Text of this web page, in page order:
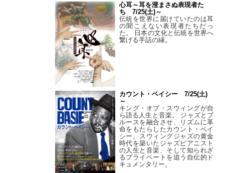
心耳～耳を澄まさぬ表現者た
ち 7/25(土)～
伝統を世界に届けていたのは耳
の聞こえない表現者たちだっ
た。 日本の文化と伝統を世界へ
繋げる手話の縁。
カウント・ベイシー 7/25(土)
～
キング・オブ・スウィングが自
ら語る人生と音楽。 ジャズとブ
ルースを融合させ、リズムに革
命をもたらしたカウント・ベイ
シー。スウィングジャズの黄金
時代を築いたジャズピアニスト
の人生と音楽、そして知られざ
るプライベートを追う自伝的ド
キュメンタリー。